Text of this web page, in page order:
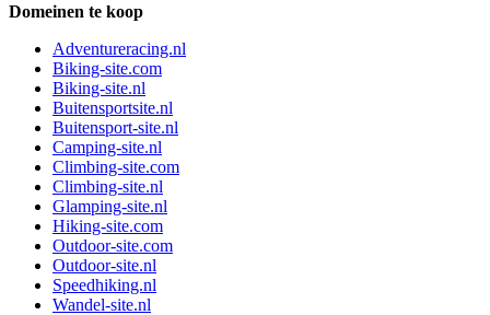
Domeinen te koop
Adventureracing.nl
Biking-site.com
Biking-site.nl
Buitensportsite.nl
Buitensport-site.nl
Camping-site.nl
Climbing-site.com
Climbing-site.nl
Glamping-site.nl
Hiking-site.com
Outdoor-site.com
Outdoor-site.nl
Speedhiking.nl
Wandel-site.nl